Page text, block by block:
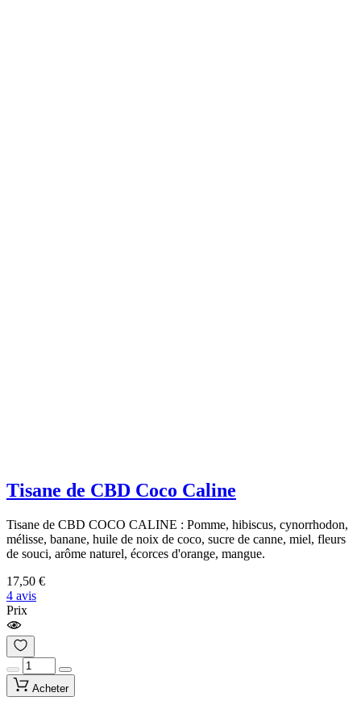
Tisane de CBD Coco Caline
Tisane de CBD COCO CALINE : Pomme, hibiscus, cynorrhodon,
mélisse, banane, huile de noix de coco, sucre de canne, miel, fleurs
de souci, arôme naturel, écorces d'orange, mangue.
17,50 €
4 avis
Prix
Acheter